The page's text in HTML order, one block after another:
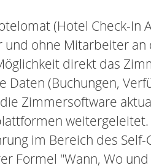
(Hotel Check-In
und ohne Mitarbeiter
direkt das
Daten (Buchungen,
Zimmersoftware
im Bereich des
Formel "Wann, Wo